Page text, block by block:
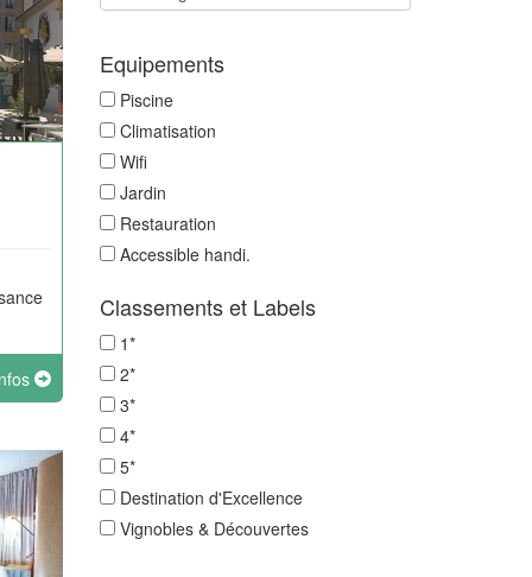
Equipements
Piscine
Climatisation
Wifi
Jardin
Restauration
Accessible handi.
Classements et Labels
1*
2*
3*
4*
5*
Destination d'Excellence
Vignobles & Découvertes